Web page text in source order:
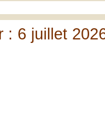
: 6 juillet